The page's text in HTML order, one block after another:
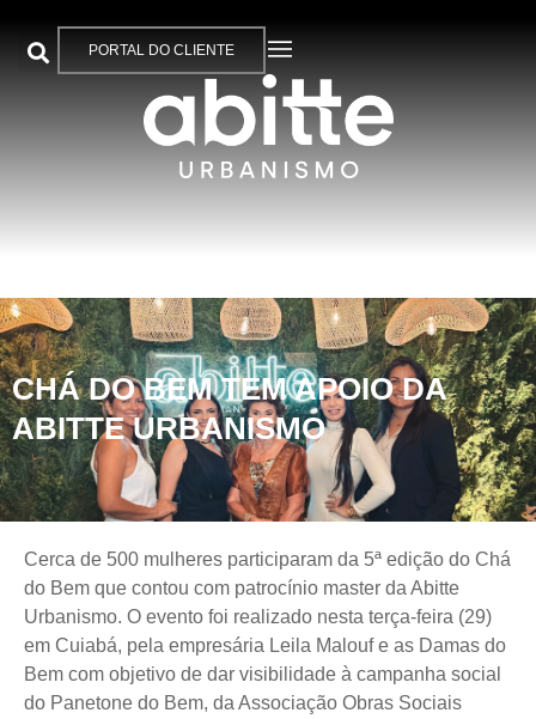
PORTAL DO CLIENTE
CHÁ DO BEM TEM APOIO DA
ABITTE URBANISMO
Cerca de 500 mulheres participaram da 5ª edição do Chá
do Bem que contou com patrocínio master da Abitte
Urbanismo. O evento foi realizado nesta terça-feira (29)
em Cuiabá, pela empresária Leila Malouf e as Damas do
Bem com objetivo de dar visibilidade à campanha social
do Panetone do Bem, da Associação Obras Sociais